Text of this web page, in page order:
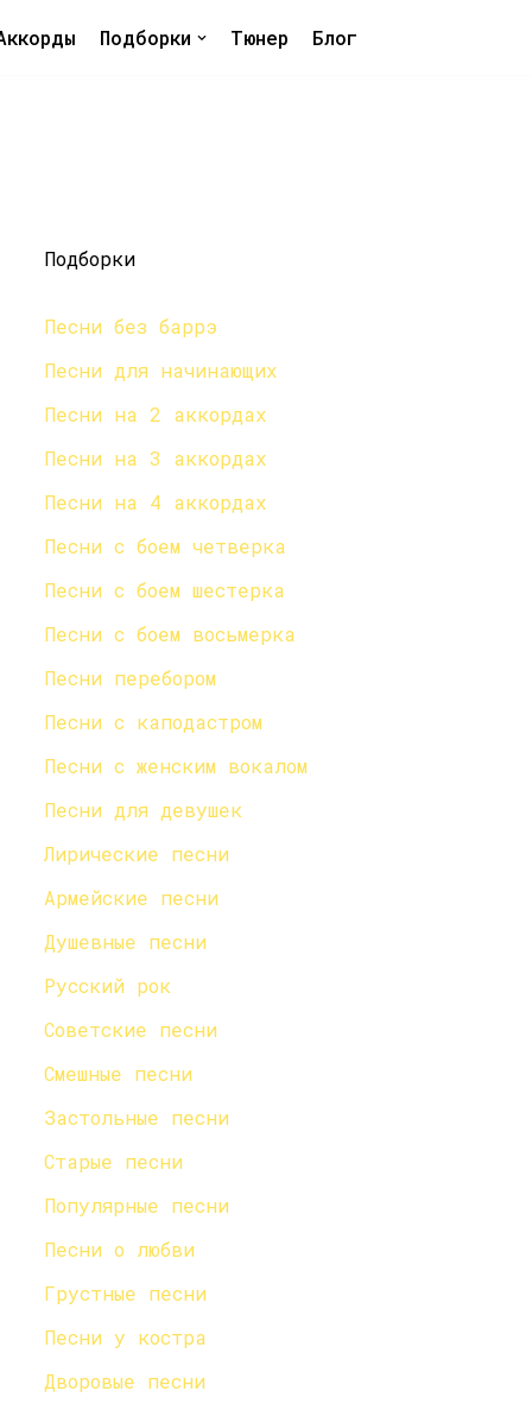
Подборки Тюнер Блог
Подборки
Песни без баррэ
Песни для начинающих
Песни на 2 аккордах
Песни на 3 аккордах
Песни на 4 аккордах
Песни с боем четверка
Песни с боем шестерка
Песни с боем восьмерка
Песни перебором
Песни с каподастром
Песни с женским вокалом
Песни для девушек
Лирические песни
Армейские песни
Душевные песни
Русский рок
Советские песни
Смешные песни
Застольные песни
Старые песни
Популярные песни
Песни о любви
Грустные песни
Песни у костра
Дворовые песни